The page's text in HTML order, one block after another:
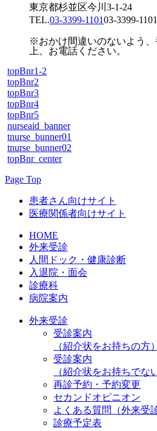
東京都杉並区今川3-1-24
TEL.03-3399-110103-3399-1101
※おかけ間違いのないよう
上、お電話ください。
topBnr1-2
topBnr2
topBnr3
topBnr4
topBnr5
nurseaid_banner
tnurse_bunner01
tnurse_bunner02
topBnr_center
Page Top
患者さん向けサイト
医療関係者向けサイト
HOME
外来受診
人間ドック・健康診断
入退院・面会
診療科
病院案内
外来受診
受診案内
（紹介状をお持ちの方）
受診案内
（紹介状をお持ちでな
再診予約・予約変更
セカンドオピニオン
よくある質問（外来受
診療予定表